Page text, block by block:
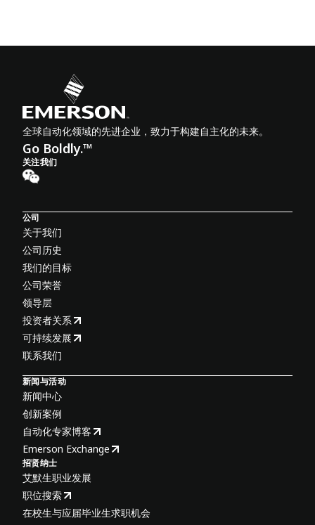
全球自动化领域的先进企业，致力于构建自主化的未来。
Go Boldly.™
关注我们
公司
关于我们
公司历史
我们的目标
公司荣誉
领导层
投资者关系
可持续发展
联系我们
新闻与活动
新闻中心
创新案例
自动化专家博客
Emerson Exchange
招贤纳士
艾默生职业发展
职位搜索
在校生与应届毕业生求职机会